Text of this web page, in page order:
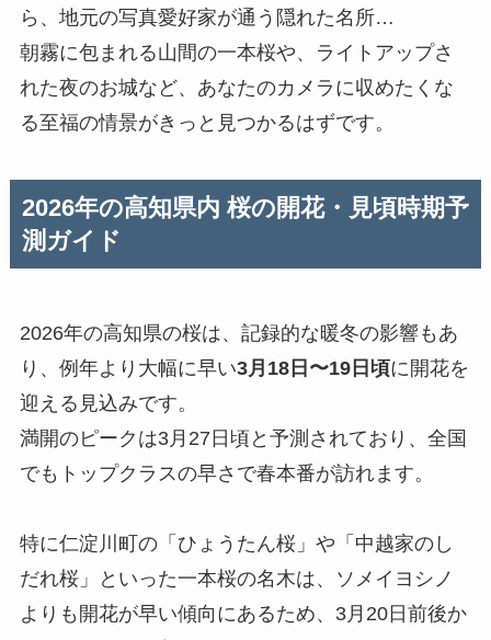
ら、地元の写真愛好家が通う隠れた名所…
朝霧に包まれる山間の一本桜や、ライトアップさ
れた夜のお城など、あなたのカメラに収めたくな
る至福の情景がきっと見つかるはずです。
2026年の高知県内 桜の開花・見頃時期予
測ガイド
2026年の高知県の桜は、記録的な暖冬の影響もあ
り、例年より大幅に早い3月18日〜19日頃に開花を
迎える見込みです。
満開のピークは3月27日頃と予測されており、全国
でもトップクラスの早さで春本番が訪れます。
特に仁淀川町の「ひょうたん桜」や「中越家のし
だれ桜」といった一本桜の名木は、ソメイヨシノ
よりも開花が早い傾向にあるため、3月20日前後か